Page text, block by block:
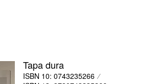
Tapa dura
ISBN 10: 0743235266